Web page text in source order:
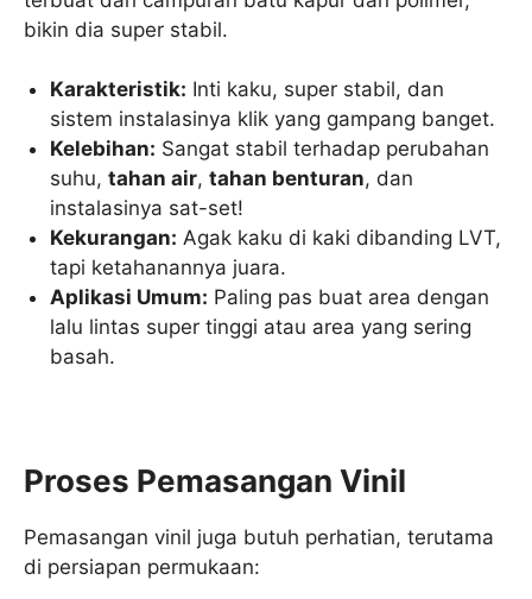
bikin dia super stabil.
Karakteristik: Inti kaku, super stabil, dan
sistem instalasinya klik yang gampang banget.
Kelebihan: Sangat stabil terhadap perubahan
suhu,tahan air,tahan benturan, dan
instalasinya sat-set!
Kekurangan: Agak kaku di kaki dibanding LVT,
tapi ketahanannya juara.
Aplikasi Umum: Paling pas buat area dengan
lalu lintas super tinggi atau area yang sering
basah.
Proses Pemasangan Vinil
Pemasangan vinil juga butuh perhatian, terutama
di persiapan permukaan: